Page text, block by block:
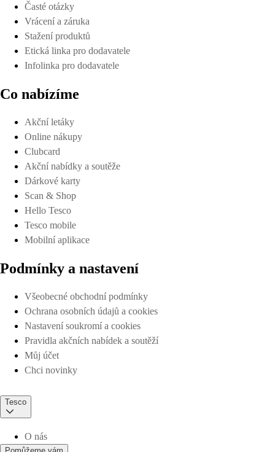
Časté otázky
Vrácení a záruka
Stažení produktů
Etická linka pro dodavatele
Infolinka pro dodavatele
Co nabízíme
Akční letáky
Online nákupy
Clubcard
Akční nabídky a soutěže
Dárkové karty
Scan & Shop
Hello Tesco
Tesco mobile
Mobilní aplikace
Podmínky a nastavení
Všeobecné obchodní podmínky
Ochrana osobních údajů a cookies
Nastavení soukromí a cookies
Pravidla akčních nabídek a soutěží
Můj účet
Chci novinky
Tesco
O nás